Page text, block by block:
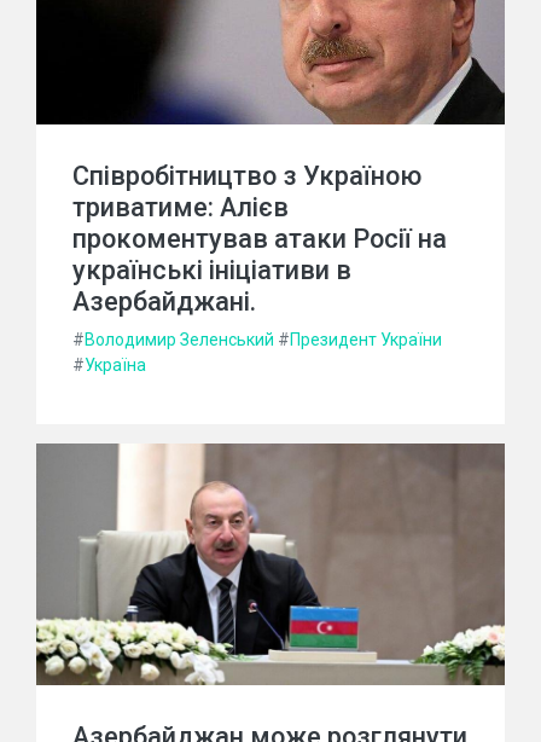
Співробітництво з Україною
триватиме: Алієв
прокоментував атаки Росії на
українські ініціативи в
Азербайджані.
#Володимир Зеленський #Президент України
#Україна